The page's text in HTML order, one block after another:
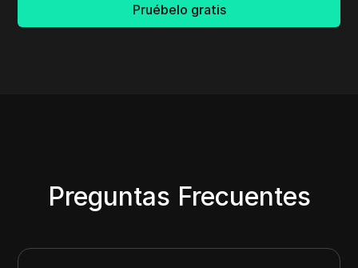
Pruébelo gratis
Preguntas Frecuentes